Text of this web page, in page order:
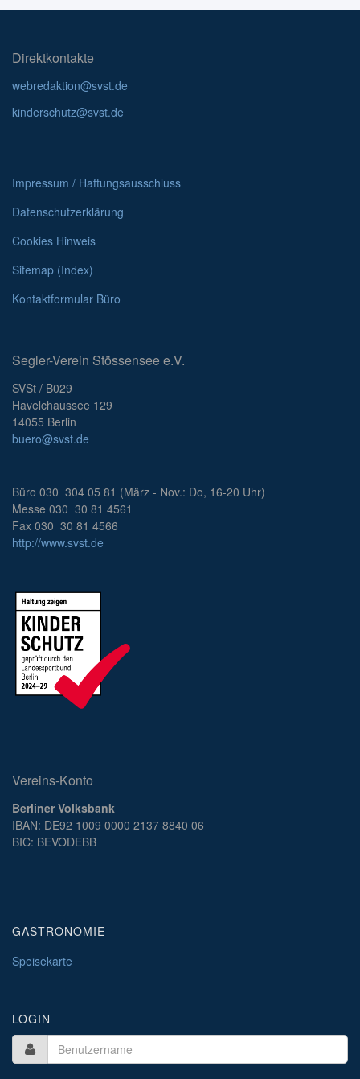
Direktkontakte
webredaktion@svst.de
kinderschutz@svst.de
Impressum / Haftungsausschluss
Datenschutzerklärung
Cookies Hinweis
Sitemap (Index)
Kontaktformular Büro
Segler-Verein Stössensee e.V.
SVSt / B029
Havelchaussee 129
14055 Berlin
buero@svst.de
Büro 030 304 05 81 (März - Nov.: Do, 16-20 Uhr)
Messe 030 30 81 4561
Fax 030 30 81 4566
http://www.svst.de
Vereins-Konto
Berliner Volksbank
IBAN: DE92 1009 0000 2137 8840 06
BIC: BEVODEBB
GASTRONOMIE
Speisekarte
LOGIN